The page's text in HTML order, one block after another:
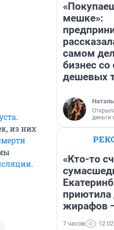
.
из них
.
мешке»:
самом
бизнес
дешевых
деньги
«Кто-то
приютила
жирафов
7 часов 12